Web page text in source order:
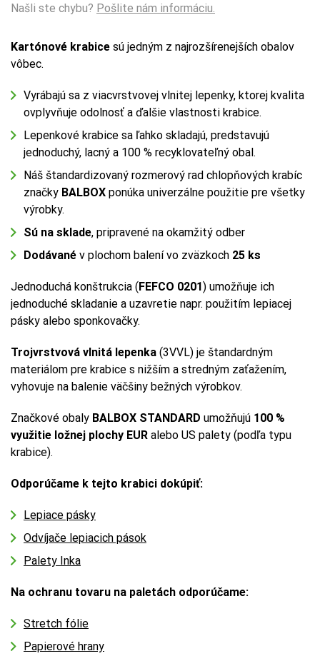
Našli ste chybu? Pošlite nám informáciu.
Kartónové krabice sú jedným z najrozšírenejších obalov
vôbec.
Vyrábajú sa z viacvrstvovej vlnitej lepenky, ktorej kvalita
ovplyvňuje odolnosť a ďalšie vlastnosti krabice.
Lepenkové krabice sa ľahko skladajú, predstavujú
jednoduchý, lacný a 100 % recyklovateľný obal.
Náš štandardizovaný rozmerový rad chlopňových krabíc
značky BALBOX ponúka univerzálne použitie pre všetky
výrobky.
Sú na sklade, pripravené na okamžitý odber
Dodávané v plochom balení vo zväzkoch 25 ks
Jednoduchá konštrukcia (FEFCO 0201) umožňuje ich
jednoduché skladanie a uzavretie napr. použitím lepiacej
pásky alebo sponkovačky.
Trojvrstvová vlnitá lepenka (3VVL) je štandardným
materiálom pre krabice s nižším a stredným zaťažením,
vyhovuje na balenie väčšiny bežných výrobkov.
Značkové obaly BALBOX STANDARD umožňujú 100 %
využitie ložnej plochy EUR alebo US palety (podľa typu
krabice).
Odporúčame k tejto krabici dokúpiť:
Lepiace pásky
Odvíjače lepiacich pások
Palety Inka
Na ochranu tovaru na paletách odporúčame:
Stretch fólie
Papierové hrany